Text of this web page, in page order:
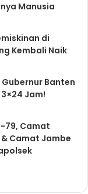
Manusia
di
Kembali Naik
Banten
3×24 Jam!
79, Camat
Camat Jambe